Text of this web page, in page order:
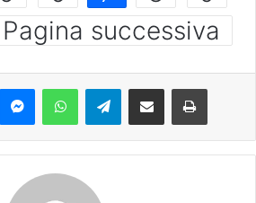
Pagina successiva